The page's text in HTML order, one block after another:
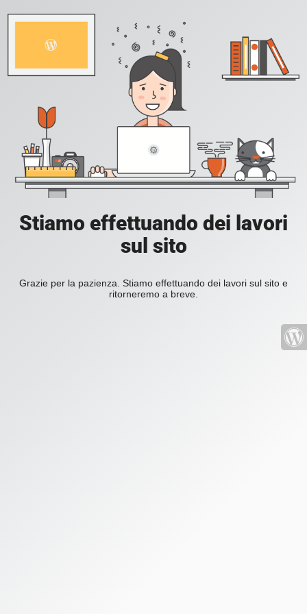
Stiamo effettuando dei lavori
sul sito
Grazie per la pazienza. Stiamo effettuando dei lavori sul sito e
ritorneremo a breve.